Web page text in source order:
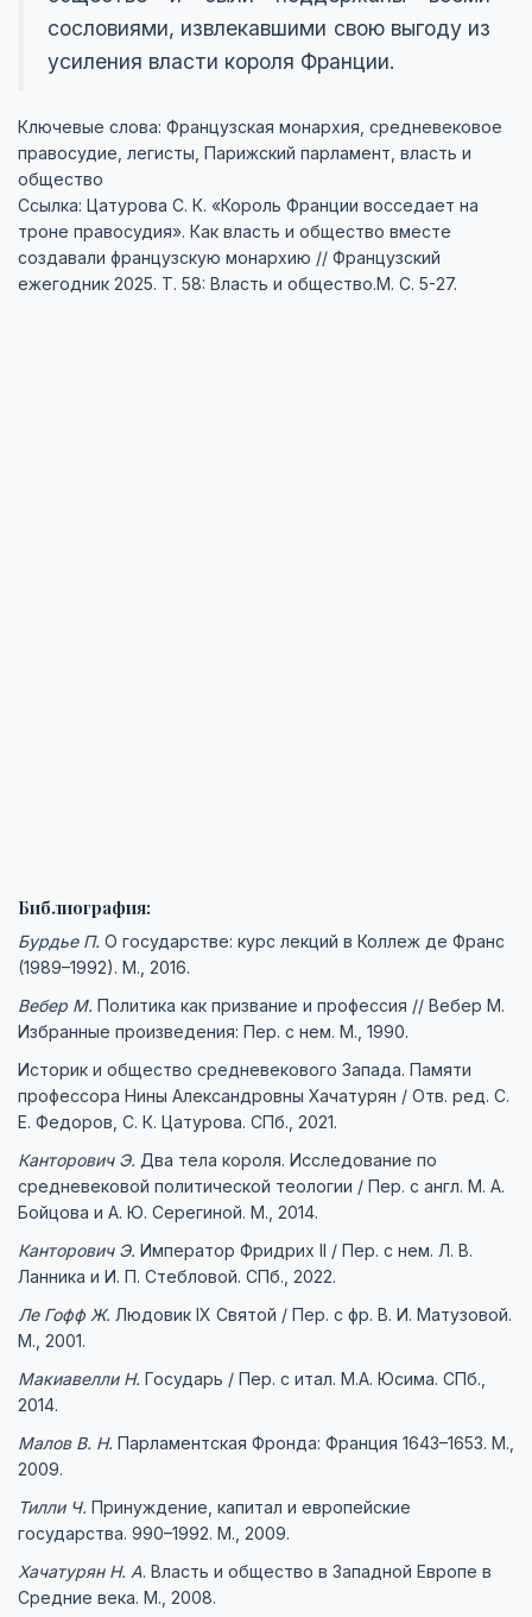
сословиями, извлекавшими свою выгоду из
усиления власти короля Франции.
Ключевые слова: Французская монархия, средневековое
правосудие, легисты, Парижский парламент, власть и
общество
Ссылка: Цатурова С. К. «Король Франции восседает на
троне правосудия». Как власть и общество вместе
создавали французскую монархию // Французский
ежегодник 2025. Т. 58: Власть и общество.М. C. 5-27.
Библиография:
Бурдье П. О государстве: курс лекций в Коллеж де Франс
(1989–1992). М., 2016.
Вебер М. Политика как призвание и профессия // Вебер М.
Избранные произведения: Пер. с нем. М., 1990.
Историк и общество средневекового Запада. Памяти
профессора Нины Александровны Хачатурян / Отв. ред. С.
Е. Федоров, С. К. Цатурова. СПб., 2021.
Канторович Э. Два тела короля. Исследование по
средневековой политической теологии / Пер. с англ. М. А.
Бойцова и А. Ю. Серегиной. М., 2014.
Канторович Э. Император Фридрих II / Пер. с нем. Л. В.
Ланника и И. П. Стебловой. СПб., 2022.
Ле Гофф Ж. Людовик IX Святой / Пер. с фр. В. И. Матузовой.
М., 2001.
Макиавелли Н. Государь / Пер. с итал. М.А. Юсима. СПб.,
2014.
Малов В. Н. Парламентская Фронда: Франция 1643–1653. М.,
2009.
Тилли Ч. Принуждение, капитал и европейские
государства. 990–1992. М., 2009.
Хачатурян Н. А. Власть и общество в Западной Европе в
Средние века. М., 2008.